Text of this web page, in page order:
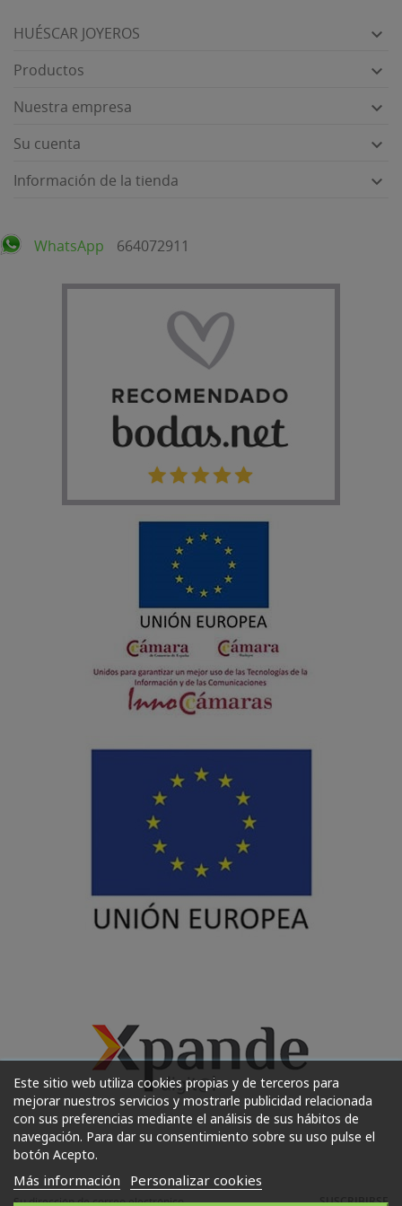
HUÉSCAR JOYEROS 
Productos 
Nuestra empresa 
Su cuenta 
Información de la tienda 
WhatsApp 664072911
Este sitio web utiliza cookies propias y de terceros para
mejorar nuestros servicios y mostrarle publicidad relacionada
con sus preferencias mediante el análisis de sus hábitos de
navegación. Para dar su consentimiento sobre su uso pulse el
botón Acepto.
Más información Personalizar cookies
SUSCRIBIRSE